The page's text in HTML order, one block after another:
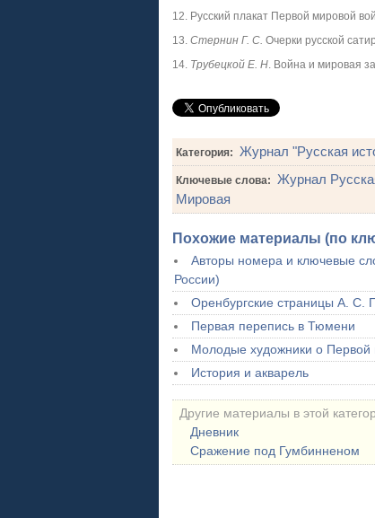
12. Русский плакат Первой мировой
13. Стернин Г. С. Очерки русской
14. Трубецкой Е. Н. Война и мировая
Категория: Журнал "Русская
Ключевые слова: Журнал
Мировая
Похожие материалы (по
Авторы номера и ключевые
России)
Оренбургские страницы А. С.
Первая перепись в Тюмени
Молодые художники о Первой
История и акварель
Другие материалы в этой
Дневник
Сражение под Гумбинненом